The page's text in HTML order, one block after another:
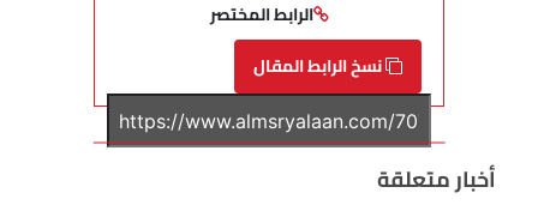
الرابط المختصر
نسخ الرابط المقال
أخبار متعلقة